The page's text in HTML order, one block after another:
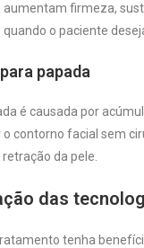
aumentam firmeza,
o paciente
papada
é causada por
o contorno facial sem
da pele.
das
tenha